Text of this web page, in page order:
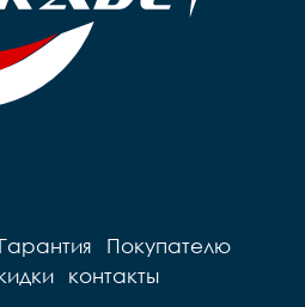
Гарантия
Покупателю
контакты